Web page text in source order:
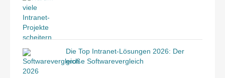
Die Top Intranet-Lösungen 2026: Der
große Softwarevergleich